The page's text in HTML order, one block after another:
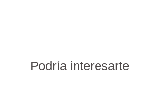
Podría interesarte